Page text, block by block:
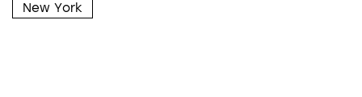
New York